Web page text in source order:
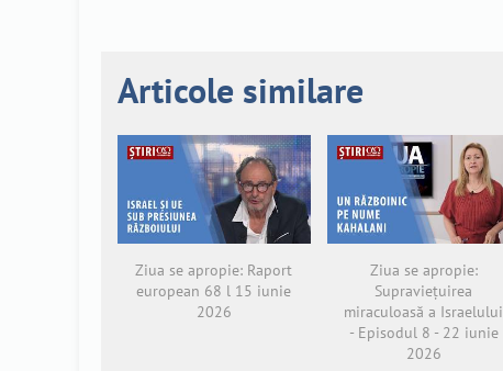
Articole similare
Ziua se apropie: Raport
european 68 l 15 iunie
2026
Ziua se apropie:
Supraviețuirea
miraculoasă a Israelului
- Episodul 8 - 22 iunie
2026